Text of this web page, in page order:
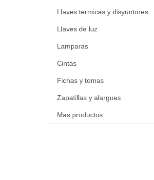
Llaves termicas y disyuntores
Llaves de luz
Lamparas
Cintas
Fichas y tomas
Zapatillas y alargues
Mas productos